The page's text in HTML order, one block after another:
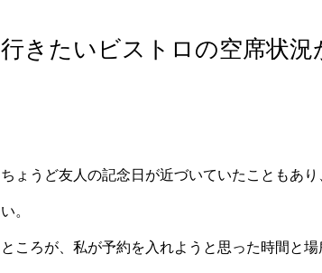
行きたいビストロの空席状況
ちょうど友人の記念日が近づいていたこともあ
い。
ところが、私が予約を入れようと思った時間と